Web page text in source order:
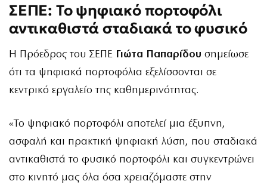
ΣΕΠΕ: Το ψηφιακό πορτοφόλι
αντικαθιστά σταδιακά το φυσικό
Η Πρόεδρος του ΣΕΠΕ Γιώτα Παπαρίδου σημείωσε
ότι τα ψηφιακά πορτοφόλια εξελίσσονται σε
κεντρικό εργαλείο της καθημερινότητας.
«Το ψηφιακό πορτοφόλι αποτελεί μια έξυπνη,
ασφαλή και πρακτική ψηφιακή λύση, που σταδιακά
αντικαθιστά το φυσικό πορτοφόλι και συγκεντρώνει
στο κινητό μας όλα όσα χρειαζόμαστε στην